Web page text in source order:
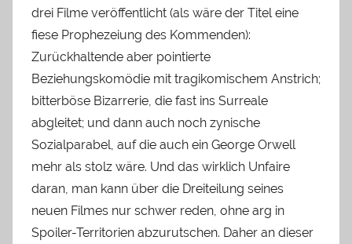
drei Filme veröffentlicht (als wäre der Titel eine
fiese Prophezeiung des Kommenden):
Zurückhaltende aber pointierte
Beziehungskomödie mit tragikomischem Anstrich;
bitterböse Bizarrerie, die fast ins Surreale
abgleitet; und dann auch noch zynische
Sozialparabel, auf die auch ein George Orwell
mehr als stolz wäre. Und das wirklich Unfaire
daran, man kann über die Dreiteilung seines
neuen Filmes nur schwer reden, ohne arg in
Spoiler-Territorien abzurutschen. Daher an dieser